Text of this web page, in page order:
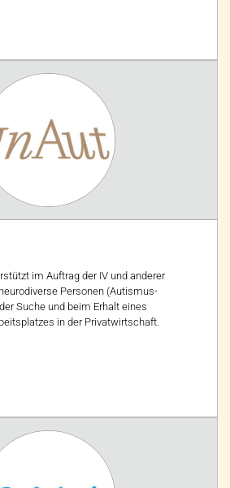
im Auftrag der IV und anderer
Personen (Autismus-
Suche und beim Erhalt eines
in der Privatwirtschaft.